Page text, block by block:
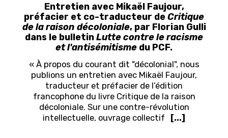
Entretien avec Mikaël Faujour,
préfacier et co-traducteur deCritique
de la raison décoloniale, par Florian Gulli
dans le bulletinLutte contre le racisme
et l'antisémitisme du PCF.
« À propos du courant dit "décolonial", nous
publions un entretien avec Mikaël Faujour,
traducteur et préfacier de l’édition
francophone du livre Critique de la raison
décoloniale. Sur une contre-révolution
intellectuelle, ouvrage collectif
[...]